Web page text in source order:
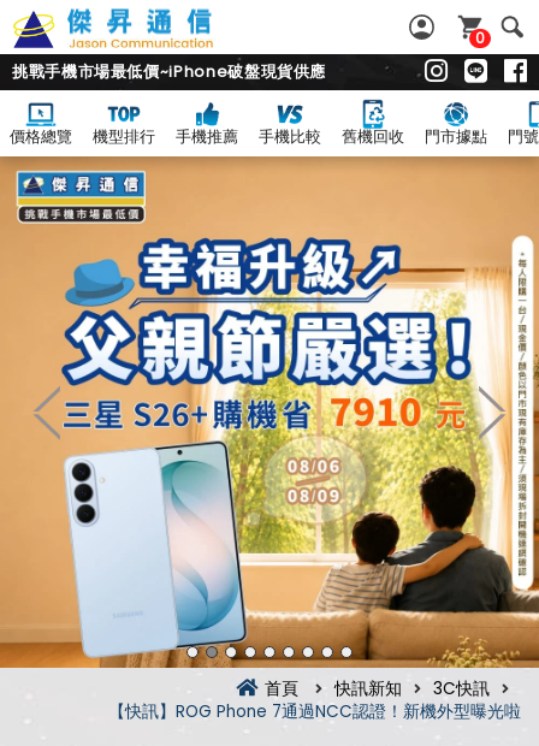
0
挑戰手機市場最低價~iPhone破盤現貨供應
價格總覽 機型排行 手機推薦 手機比較 舊機回收 門市據點 門
首頁 快訊新知
3C快訊
【快訊】ROG Phone 7通過NCC認證！新機外型曝光啦